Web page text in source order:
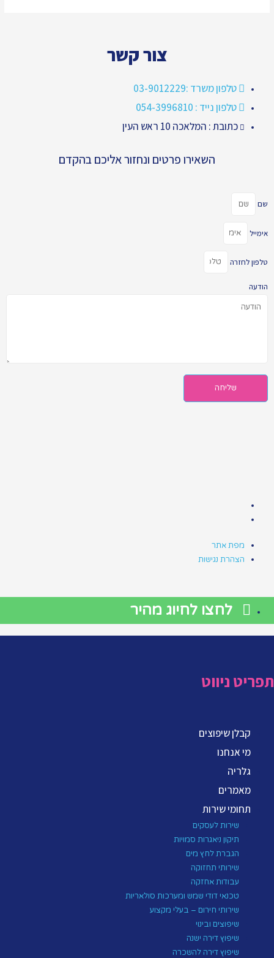
צור קשר
טלפון משרד :03-9012229
טלפון נייד : 054-3996810
כתובת : המלאכה 10 ראש העין
השאירו פרטים ונחזור אליכם בהקדם
שם
אימייל
טלפון לחזרה
הודעה
שליחה
מפת אתר
הצהרת נגישות
לחצו לחיוג מהיר
תפריט ניווט
קבלן שיפוצים
מי אנחנו
גלריה
מאמרים
תחומי שירות
שירות לעסקים
תיקון ניאגרות סמויות
הגברת לחץ מים
שירותי תחזוקה
עבודות אחזקה
טכנאי דודי שמש ומערכות סולאריות
שירותי חירום – בעלי מקצוע
שיפוצים ובינוי
שיפוץ דירה ישנה
שיפוץ דירה להשכרה